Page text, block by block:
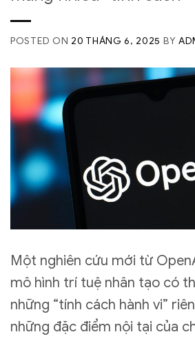
POSTED ON 20 THÁNG 6, 2025 BY
Một nghiên cứu mới từ
mô hình trí tuệ nhân tạo có
những “tính cách hành vi”
những đặc điểm nội tại của